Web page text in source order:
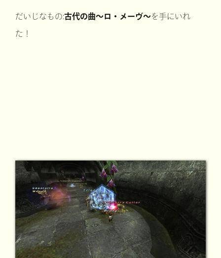
だいじなもの:古代の曲～ロ・メーヴ～を手にいれ
た！